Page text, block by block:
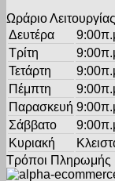
Ωράριο Λειτουργίας
Δευτέρα
Τρίτη
Τετάρτη
Πέμπτη
Παρασκευή
Σάββατο
Κυριακή
Τρόποι Πληρωμής